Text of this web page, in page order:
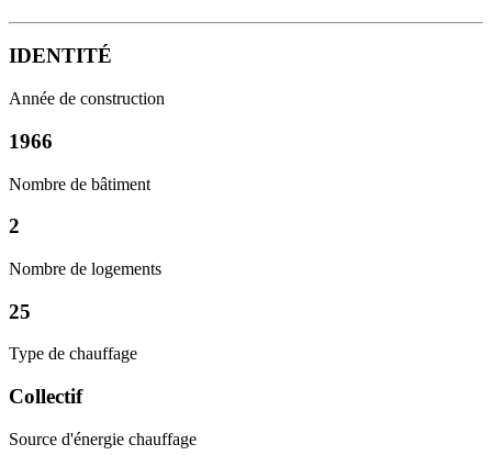
IDENTITÉ
Année de construction
1966
Nombre de bâtiment
2
Nombre de logements
25
Type de chauffage
Collectif
Source d'énergie chauffage